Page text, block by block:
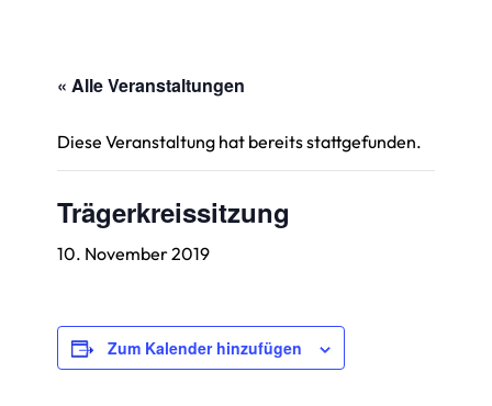
« Alle Veranstaltungen
Diese Veranstaltung hat bereits stattgefunden.
Trägerkreissitzung
10. November 2019
Zum Kalender hinzufügen